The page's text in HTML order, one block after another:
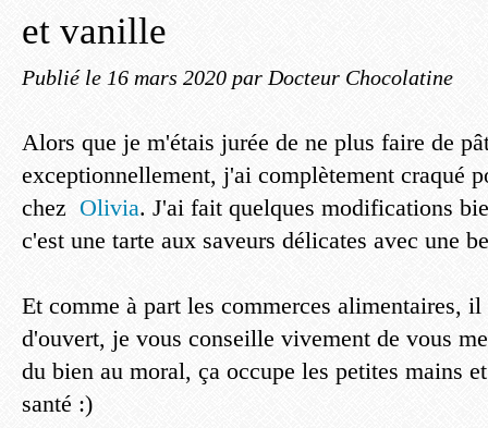
et vanille
Publié le 16 mars 2020 par Docteur Chocolatine
Alors que je m'étais jurée de ne plus faire de
exceptionnellement, j'ai complètement craqué
chez Olivia. J'ai fait quelques modifications
c'est une tarte aux saveurs délicates avec une
Et comme à part les commerces alimentaires,
d'ouvert, je vous conseille vivement de vous
du bien au moral, ça occupe les petites mains
santé :)